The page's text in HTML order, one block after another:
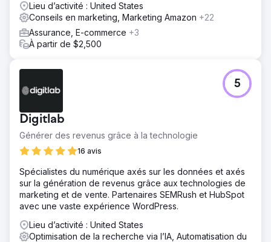
Lieu d’activité : United States
Conseils en marketing, Marketing Amazon +22
Assurance, E-commerce +3
À partir de $2,500
Digitlab
Générer des revenus grâce à la technologie
16 avis
5
Spécialistes du numérique axés sur les données et axés
sur la génération de revenus grâce aux technologies de
marketing et de vente. Partenaires SEMRush et HubSpot
avec une vaste expérience WordPress.
Lieu d’activité : United States
Optimisation de la recherche via l’IA, Automatisation du